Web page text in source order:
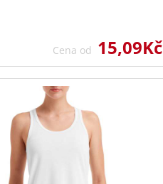
Cena od 15,09Kč